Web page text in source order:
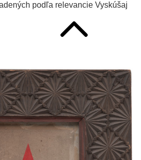
podľa relevancie Vyskúšaj